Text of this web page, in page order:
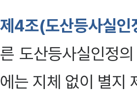
제4조(도산등사실인
른 도산등사실인정
에는 지체 없이 별지